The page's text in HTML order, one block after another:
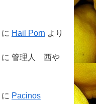
に Hail Porn より
に 管理人 西や
に Pacinos